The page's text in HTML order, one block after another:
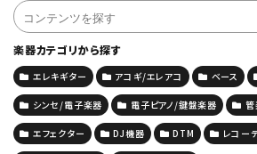
楽器カテゴリから探す
エレキギター アコギ/エレアコ ベース
シンセ/電子楽器 電子ピアノ/鍵盤楽器 管
エフェクター DJ機器 DTM レコー